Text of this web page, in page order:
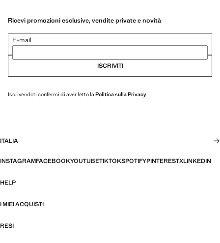
Ricevi promozioni esclusive, vendite private e novità
E-mail
ISCRIVITI
Iscrivendoti confermi di aver letto la Politica sulla Privacy.
ITALIA
INSTAGRAMFACEBOOKYOUTUBETIKTOKSPOTIFYPINTERESTXLINKEDIN
HELP
I MIEI ACQUISTI
RESI